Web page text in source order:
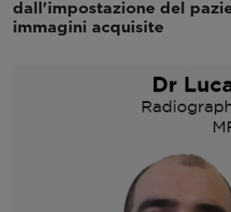
dall'impostazione del
immagini acquisite